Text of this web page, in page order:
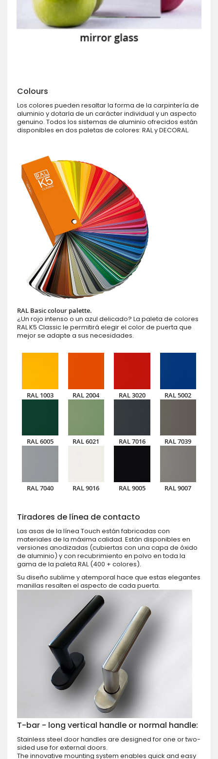
Colours
Los colores pueden resaltar la forma de la carpintería de
aluminio y dotarla de un carácter individual y un aspecto
genuino. Todos los sistemas de aluminio ofrecidos están
disponibles en dos paletas de colores: RAL y DECORAL.
RAL Basic colour palette.
¿Un rojo intenso o un azul delicado? La paleta de colores
RAL K5 Classic le permitirá elegir el color de puerta que
mejor se adapte a sus necesidades.
RAL 1003 RAL 2004 RAL 3020 RAL 5002
RAL 6005 RAL 6021 RAL 7016 RAL 7039
RAL 7040 RAL 9016 RAL 9005 RAL 9007
Tiradores de línea de contacto
Las asas de la línea Touch están fabricadas con
materiales de la máxima calidad. Están disponibles en
versiones anodizadas (cubiertas con una capa de óxido
de aluminio) y con recubrimiento en polvo en toda la
gama de la paleta RAL (400 + colores).
Su diseño sublime y atemporal hace que estas elegantes
manillas resalten el aspecto de cada puerta.
T-bar - long vertical handle or normal handle:
Stainless steel door handles are designed for one or two-
sided use for external doors.
The innovative mounting system enables quick and easy